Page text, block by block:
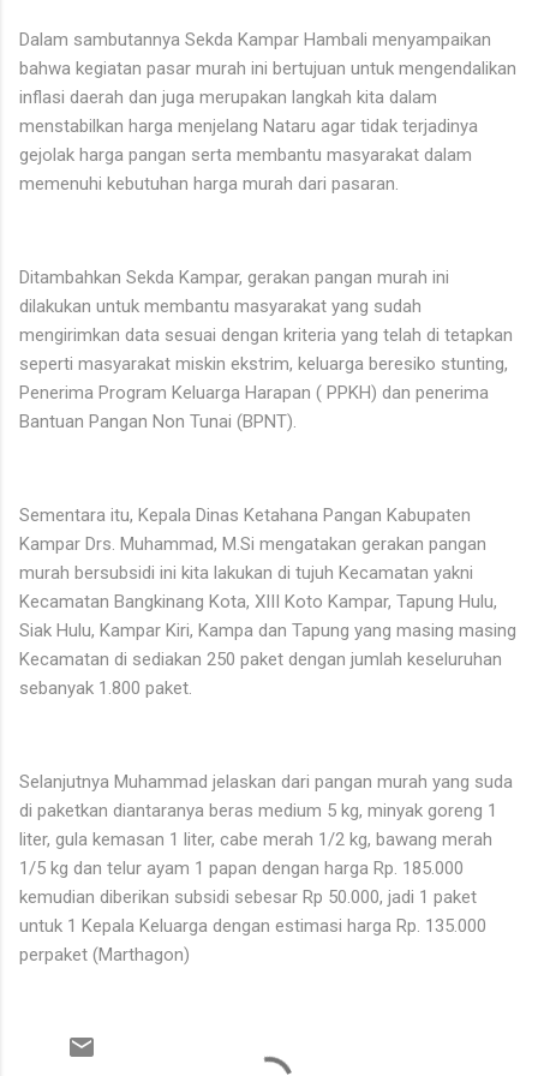
Dalam sambutannya Sekda Kampar Hambali menyampaikan
bahwa kegiatan pasar murah ini bertujuan untuk mengendalikan
inflasi daerah dan juga merupakan langkah kita dalam
menstabilkan harga menjelang Nataru agar tidak terjadinya
gejolak harga pangan serta membantu masyarakat dalam
memenuhi kebutuhan harga murah dari pasaran.
Ditambahkan Sekda Kampar, gerakan pangan murah ini
dilakukan untuk membantu masyarakat yang sudah
mengirimkan data sesuai dengan kriteria yang telah di tetapkan
seperti masyarakat miskin ekstrim, keluarga beresiko stunting,
Penerima Program Keluarga Harapan ( PPKH) dan penerima
Bantuan Pangan Non Tunai (BPNT).
Sementara itu, Kepala Dinas Ketahana Pangan Kabupaten
Kampar Drs. Muhammad, M.Si mengatakan gerakan pangan
murah bersubsidi ini kita lakukan di tujuh Kecamatan yakni
Kecamatan Bangkinang Kota, XIII Koto Kampar, Tapung Hulu,
Siak Hulu, Kampar Kiri, Kampa dan Tapung yang masing masing
Kecamatan di sediakan 250 paket dengan jumlah keseluruhan
sebanyak 1.800 paket.
Selanjutnya Muhammad jelaskan dari pangan murah yang suda
di paketkan diantaranya beras medium 5 kg, minyak goreng 1
liter, gula kemasan 1 liter, cabe merah 1/2 kg, bawang merah
1/5 kg dan telur ayam 1 papan dengan harga Rp. 185.000
kemudian diberikan subsidi sebesar Rp 50.000, jadi 1 paket
untuk 1 Kepala Keluarga dengan estimasi harga Rp. 135.000
perpaket (Marthagon)